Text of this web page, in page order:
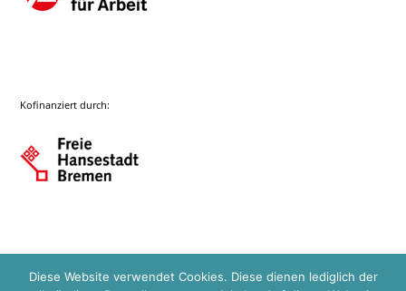
Kofinanziert durch:
Diese Website verwendet Cookies. Diese dienen lediglich der